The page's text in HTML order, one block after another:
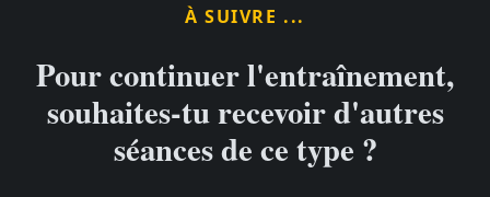
À SUIVRE ...
Pour continuer l'entraînement,
souhaites-tu recevoir d'autres
séances de ce type ?